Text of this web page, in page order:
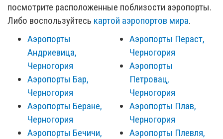
посмотрите расположенные поблизости аэропорты.
Либо воспользуйтесь картой аэропортов мира.
Аэропорты
Андриевица,
Черногория
Аэропорты Бар,
Черногория
Аэропорты Беране,
Черногория
Аэропорты Бечичи,
Аэропорты Пераст,
Черногория
Аэропорты
Петровац,
Черногория
Аэропорты Плав,
Черногория
Аэропорты Плевля,